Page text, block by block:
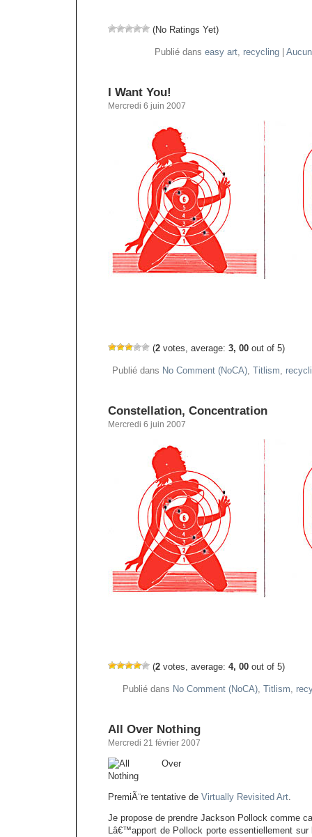
(No Ratings Yet)
Publié dans easy art, recycling
I Want You!
Mercredi 6 juin 2007
(2 votes, average: 3, 00 out of 5)
Publié dans No Comment (NoCA), Titlism,
Constellation, Concentration
Mercredi 6 juin 2007
(2 votes, average: 4, 00 out of 5)
Publié dans No Comment (NoCA), Titlism,
All Over Nothing
Mercredi 21 février 2007
PremiÃ¨re tentative de Virtually Revisited Art.
Je propose de prendre Jackson Pollock comme
Lâ€™apport de Pollock porte essentiellement